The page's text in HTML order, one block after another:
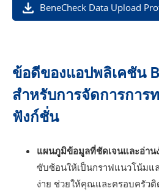
BeneCheck Data Upload
ข้อดีของแอปพลิเคชัน
สำหรับการจัดการกา
ฟังก์ชั่น
แผนภูมิข้อมูลที่ชัดเจนและอ่าน
ซับซ้อนให้เป็นกราฟแนวโน้มแล
ง่าย ช่วยให้คุณและครอบครัว